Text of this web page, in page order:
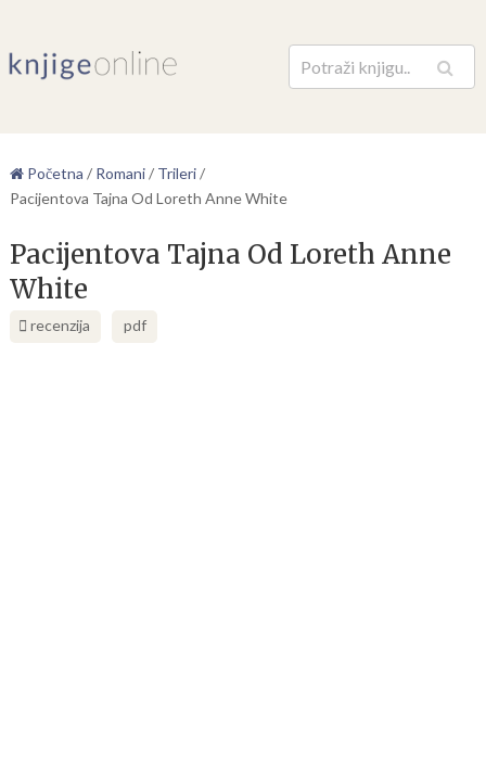
Pretraga
Početna / Romani/ Trileri/
Pacijentova Tajna Od Loreth Anne White
Pacijentova Tajna Od Loreth Anne
White
recenzija pdf